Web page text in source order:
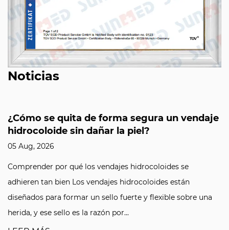
Noticias
¿Cómo se quita de forma segura un vendaje
hidrocoloide sin dañar la piel?
05 Aug, 2026
Comprender por qué los vendajes hidrocoloides se
adhieren tan bien Los vendajes hidrocoloides están
diseñados para formar un sello fuerte y flexible sobre una
herida, y ese sello es la razón por...